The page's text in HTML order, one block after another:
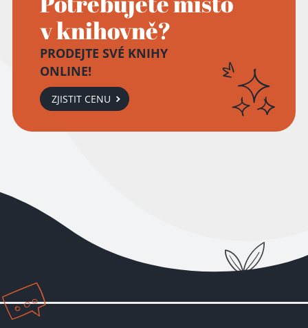
v knihovně?
PRODEJTE SVÉ KNIHY
ONLINE!
ZJISTIT CENU
Přidáno do košíku!